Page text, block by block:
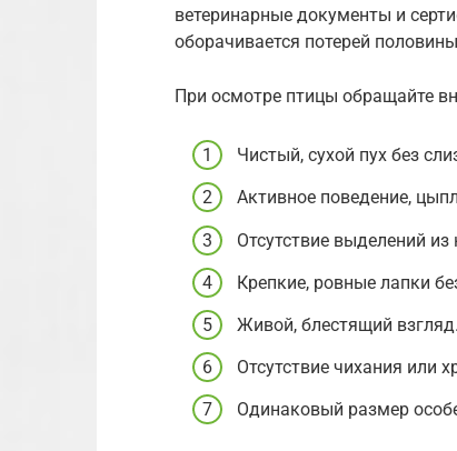
ветеринарные документы и
оборачивается потерей
При осмотре птицы обращайте
Чистый, сухой пух без
Активное поведение,
Отсутствие выделений из
Крепкие, ровные лапки
Живой, блестящий взгляд.
Отсутствие чихания или
Одинаковый размер